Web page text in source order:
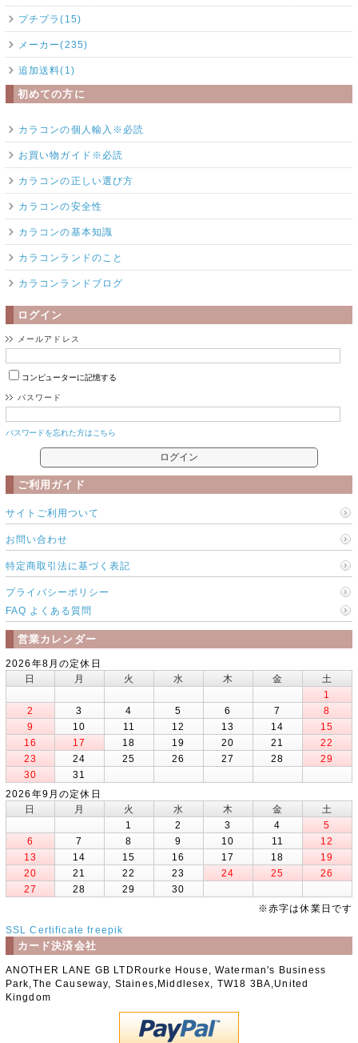
プチプラ(15)
メーカー(235)
追加送料(1)
初めての方に
カラコンの個人輸入※必読
お買い物ガイド※必読
カラコンの正しい選び方
カラコンの安全性
カラコンの基本知識
カラコンランドのこと
カラコンランドブログ
ログイン
メールアドレス
コンピューターに記憶する
パスワード
パスワードを忘れた方はこちら
ご利用ガイド
サイトご利用ついて
お問い合わせ
特定商取引法に基づく表記
プライバシーポリシー
FAQ よくある質問
営業カレンダー
2026年8月の定休日
日
月 火 水 木 金
土
1
2
3 4 5 6 7
8
9
10 11 12 13 14
15
16
17 18 19 20 21
22
23
24 25 26 27 28
29
30
31
2026年9月の定休日
日
月 火 水 木 金
土
1
2 3 4
5
6
7 8 9 10 11
12
13
14 15 16 17 18
19
20
21 22 23 24 25
26
27
28 29
30
※赤字は休業日です
SSL Certificate freepik
カード決済会社
ANOTHER LANE GB LTDRourke House, Waterman's Business
Park,The Causeway, Staines,Middlesex, TW18 3BA,United
Kingdom